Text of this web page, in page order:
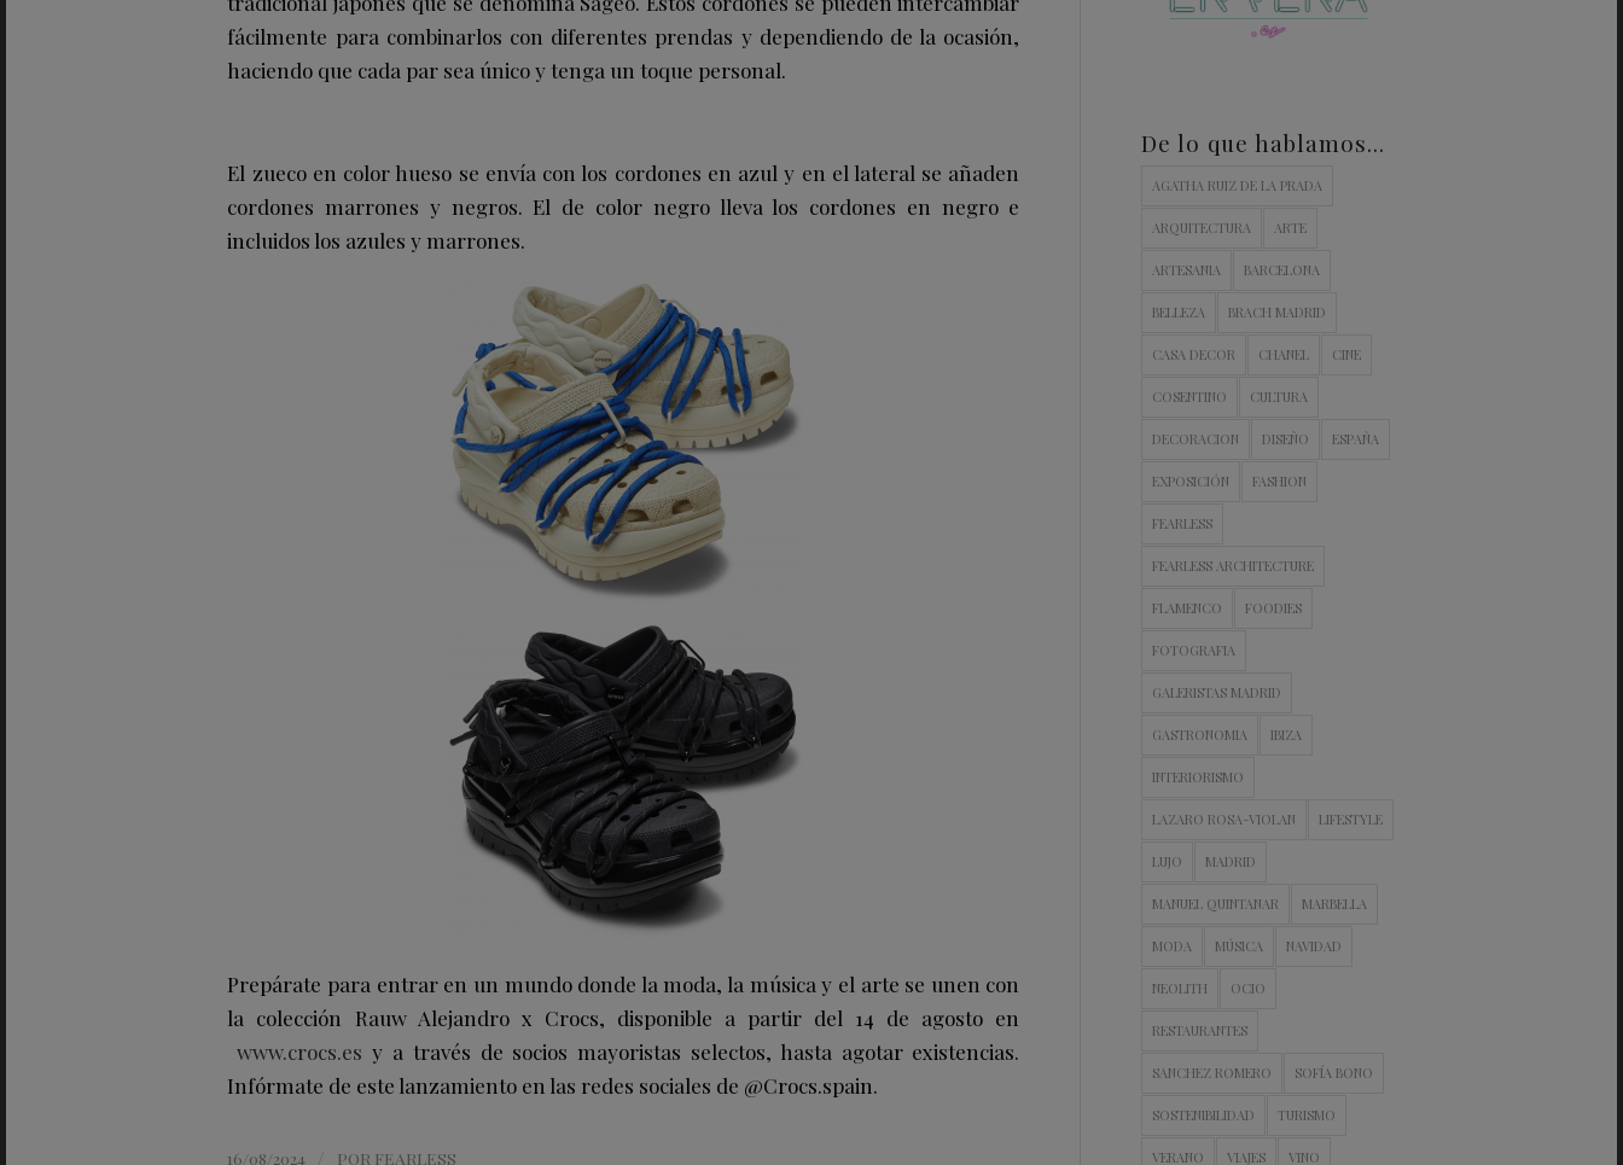
fácilmente para combinarlos con diferentes prendas y dependiendo de la ocasión,
haciendo que cada par sea único y tenga un toque personal.
El zueco en color hueso se envía con los cordones en azul y en el lateral se añaden
cordones marrones y negros. El de color negro lleva los cordones en negro e
incluidos los azules y marrones.
Prepárate para entrar en un mundo donde la moda, la música y el arte se unen con
la colección Rauw Alejandro x Crocs, disponible a partir del 14 de agosto en
www.crocs.es y a través de socios mayoristas selectos, hasta agotar existencias.
Infórmate de este lanzamiento en las redes sociales de @Crocs.spain.
16/08/2024 POR FEARLESS
De lo que hablamos…
AGATHA RUIZ DE LA PRADA
ARQUITECTURA ARTE
ARTESANIA BARCELONA
BELLEZA BRACH MADRID
CASA DECOR CHANEL CINE
COSENTINO CULTURA
DECORACION DISEÑO ESPAÑA
EXPOSICIÓN FASHION
FEARLESS
FEARLESS ARCHITECTURE
FLAMENCO FOODIES
FOTOGRAFIA
GALERISTAS MADRID
GASTRONOMIA IBIZA
INTERIORISMO
LAZARO ROSA-VIOLAN LIFESTYLE
LUJO MADRID
MANUEL QUINTANAR MARBELLA
MODA MÚSICA NAVIDAD
NEOLITH OCIO
RESTAURANTES
SANCHEZ ROMERO SOFÍA BONO
SOSTENIBILIDAD TURISMO
VERANO VIAJES VINO